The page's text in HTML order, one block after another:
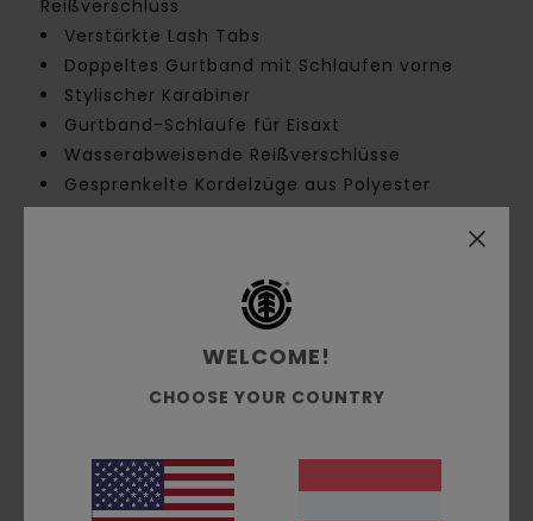
Reißverschluss
Verstärkte Lash Tabs
Doppeltes Gurtband mit Schlaufen vorne
Stylischer Karabiner
Gurtband-Schlaufe für Eisaxt
Wasserabweisende Reißverschlüsse
Gesprenkelte Kordelzüge aus Polyester
Silikon-Patch und Branding
[Hauptstoff] 100 % recyceltes
WELCOME!
CHOOSE YOUR COUNTRY